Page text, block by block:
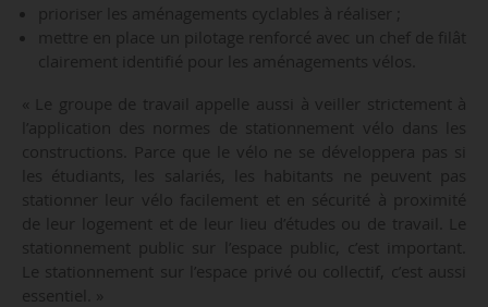
prioriser les aménagements cyclables à réaliser ;
mettre en place un pilotage renforcé avec un chef de filât
clairement identifié pour les aménagements vélos.
« Le groupe de travail appelle aussi à veiller strictement à
l’application des normes de stationnement vélo dans les
constructions. Parce que le vélo ne se développera pas si
les étudiants, les salariés, les habitants ne peuvent pas
stationner leur vélo facilement et en sécurité à proximité
de leur logement et de leur lieu d’études ou de travail. Le
stationnement public sur l’espace public, c’est important.
Le stationnement sur l’espace privé ou collectif, c’est aussi
essentiel. »